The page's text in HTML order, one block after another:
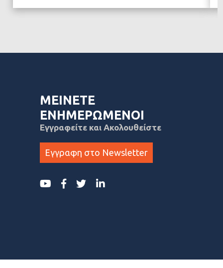
ΜΕΙΝΕΤΕ
ΕΝΗΜΕΡΩΜΕΝΟΙ
Εγγραφείτε και Ακολουθείστε
Εγγραφη στο Newsletter